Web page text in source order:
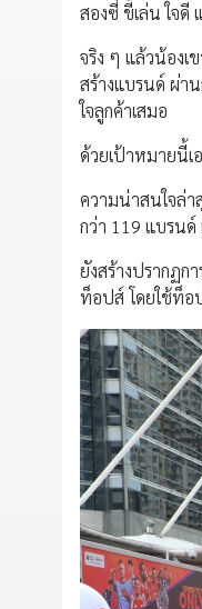
สองซี่ ขี้เล่น ใจดี
จริง ๆ แล้วน้อง
สร้างแบรนด์ ผ่า
ใจลูกค้าเสมอ
ด้วยเป้าหมายนี้
ความน่าสนใจล่
กว่า 119 แบรน
ยังสร้างปรากฏ
ท็อปส์ โดยใช้ท็อ